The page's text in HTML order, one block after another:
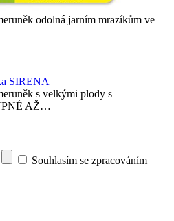
odolná jarním mrazíkům ve
s velkými plody s
AŽ…
Souhlasím se zpracováním